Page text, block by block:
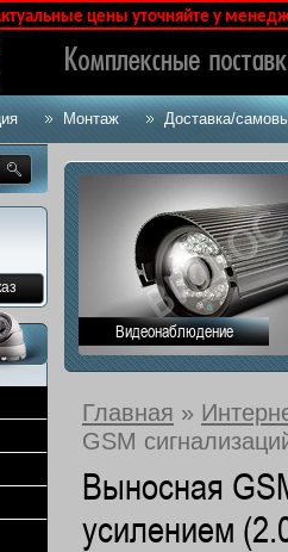
Монтаж Доставка/
цены уточняйте у
Видеонаблюдение
Главная »
GSM
Выносная
усилением